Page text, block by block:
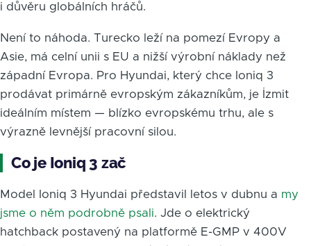
i důvěru globálních hráčů.
Není to náhoda. Turecko leží na pomezí Evropy a
Asie, má celní unii s EU a nižší výrobní náklady než
západní Evropa. Pro Hyundai, který chce Ioniq 3
prodávat primárně evropským zákazníkům, je İzmit
ideálním místem — blízko evropskému trhu, ale s
výrazně levnější pracovní silou.
Co je Ioniq 3 zač
Model Ioniq 3 Hyundai představil letos v dubnu a my
jsme o něm podrobně psali. Jde o elektrický
hatchback postavený na platformě E-GMP v 400V